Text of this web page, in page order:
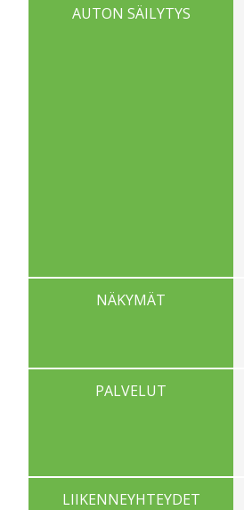
AUTON SÄILYTYS
NÄKYMÄT
PALVELUT
LIIKENNEYHTEYDET